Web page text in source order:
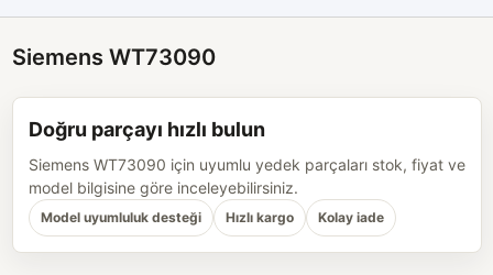
Siemens WT73090
Doğru parçayı hızlı bulun
Siemens WT73090 için uyumlu yedek parçaları stok, fiyat ve
model bilgisine göre inceleyebilirsiniz.
Model uyumluluk desteği Hızlı kargo Kolay iade